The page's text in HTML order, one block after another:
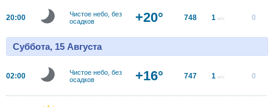
20:00
Чистое небо, без
осадков
+20° 748 1 м/с 0
Суббота, 15 Августа
02:00
Чистое небо, без
осадков
+16° 747 1 м/с 0